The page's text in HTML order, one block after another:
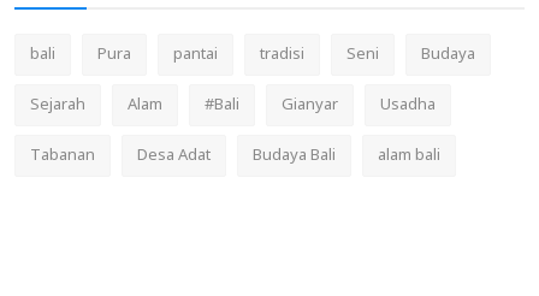
bali Pura pantai tradisi Seni
Budaya
Sejarah
Alam #Bali Gianyar
Usadha
Tabanan
Desa Adat Budaya Bali alam bali